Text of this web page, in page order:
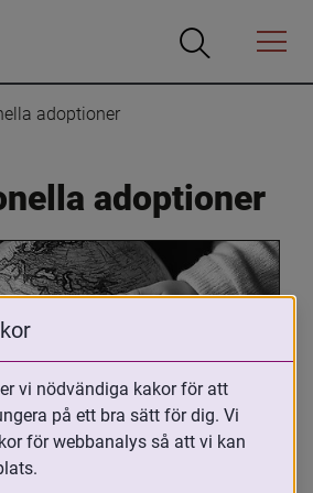
Öppna
Öppna
Menyn
adoptioner
adoptioner
adopterad,
eller arbetar med
vi nödvändiga kakor för att
på ett bra sätt för dig. Vi
för webbanalys så att vi kan